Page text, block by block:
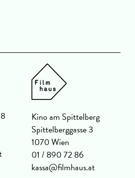
Kino am Spittelberg
Spittelberggasse 3
1070 Wien
01 / 890 72 86
kassa@filmhaus.at